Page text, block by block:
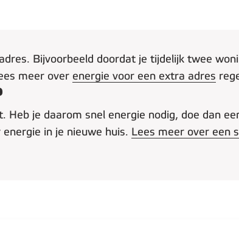
Bijvoorbeeld doordat je tijdelijk twee
meer over energie voor een extra adres
je daarom snel energie nodig, doe dan
in je nieuwe huis. Lees meer over een